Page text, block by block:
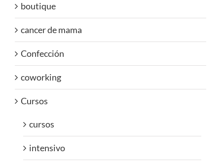
boutique
cancer de mama
Confección
coworking
Cursos
cursos
intensivo